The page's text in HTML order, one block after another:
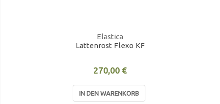
Elastica
Lattenrost Flexo KF
270,00 €
IN DEN WARENKORB